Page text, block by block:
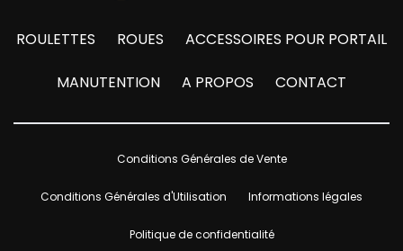
ROULETTES ROUES ACCESSOIRES POUR PORTAIL
MANUTENTION A PROPOS CONTACT
Conditions Générales de Vente
Conditions Générales d'Utilisation Informations légales
Politique de confidentialité